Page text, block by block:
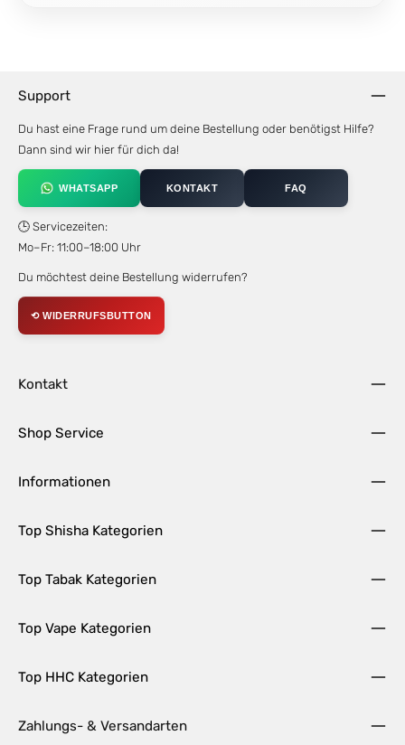
Support
Du hast eine Frage rund um deine Bestellung oder benötigst Hilfe?
Dann sind wir hier für dich da!
WHATSAPP KONTAKT FAQ
🕒 Servicezeiten:
Mo–Fr: 11:00–18:00 Uhr
Du möchtest deine Bestellung widerrufen?
⟲ WIDERRUFSBUTTON
Kontakt
Shop Service
Informationen
Top Shisha Kategorien
Top Tabak Kategorien
Top Vape Kategorien
Top HHC Kategorien
Zahlungs- & Versandarten